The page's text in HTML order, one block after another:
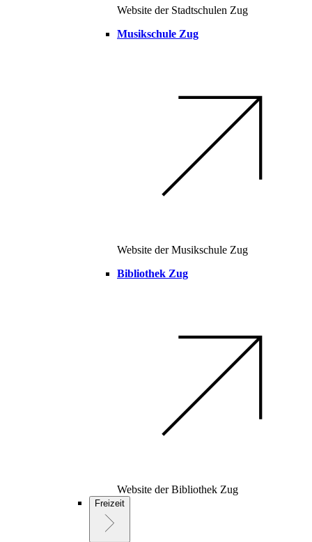
Website der Stadtschulen Zug
Musikschule Zug
Website der Musikschule Zug
Bibliothek Zug
Website der Bibliothek Zug
Freizeit